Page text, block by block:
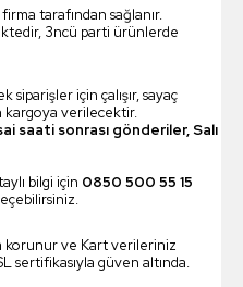
tarafından sağlanır.
3ncü parti ürünlerde
siparişler için çalışır, sayaç
kargoya verilecektir.
saati sonrası gönderiler, Salı
bilgi için 0850 500 55 15
korunur ve Kart verileriniz
sertifikasıyla güven altında.